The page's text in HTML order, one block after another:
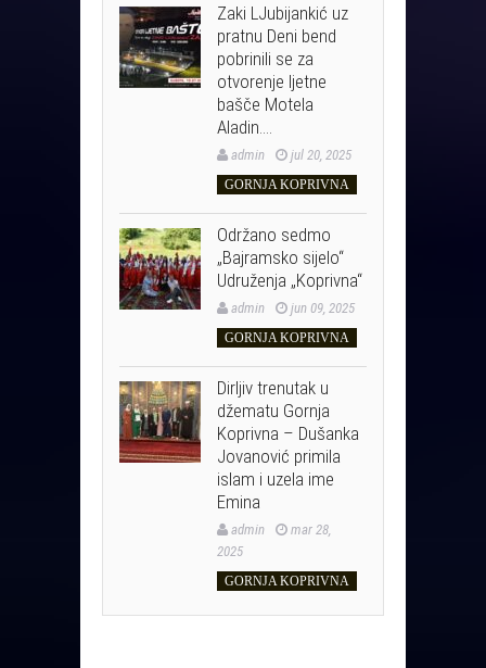
Zaki LJubijankić uz
pratnu Deni bend
pobrinili se za
otvorenje ljetne
bašče Motela
Aladin….
admin jul 20, 2025
GORNJA KOPRIVNA
Održano sedmo
„Bajramsko sijelo“
Udruženja „Koprivna“
admin jun 09, 2025
GORNJA KOPRIVNA
Dirljiv trenutak u
džematu Gornja
Koprivna – Dušanka
Jovanović primila
islam i uzela ime
Emina
admin
mar 28,
2025
GORNJA KOPRIVNA